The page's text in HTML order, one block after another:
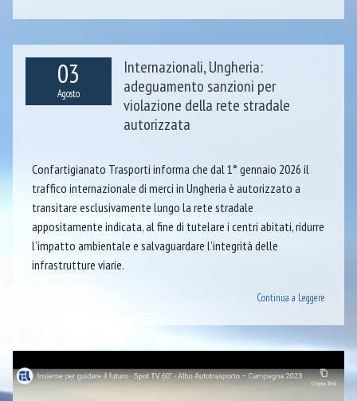
03
Agosto
Internazionali, Ungheria:
adeguamento sanzioni per
violazione della rete stradale
autorizzata
Confartigianato Trasporti informa che dal 1° gennaio 2026 il
traffico internazionale di merci in Ungheria è autorizzato a
transitare esclusivamente lungo la rete stradale
appositamente indicata, al fine di tutelare i centri abitati, ridurre
l’impatto ambientale e salvaguardare l’integrità delle
infrastrutture viarie.
Continua a Leggere